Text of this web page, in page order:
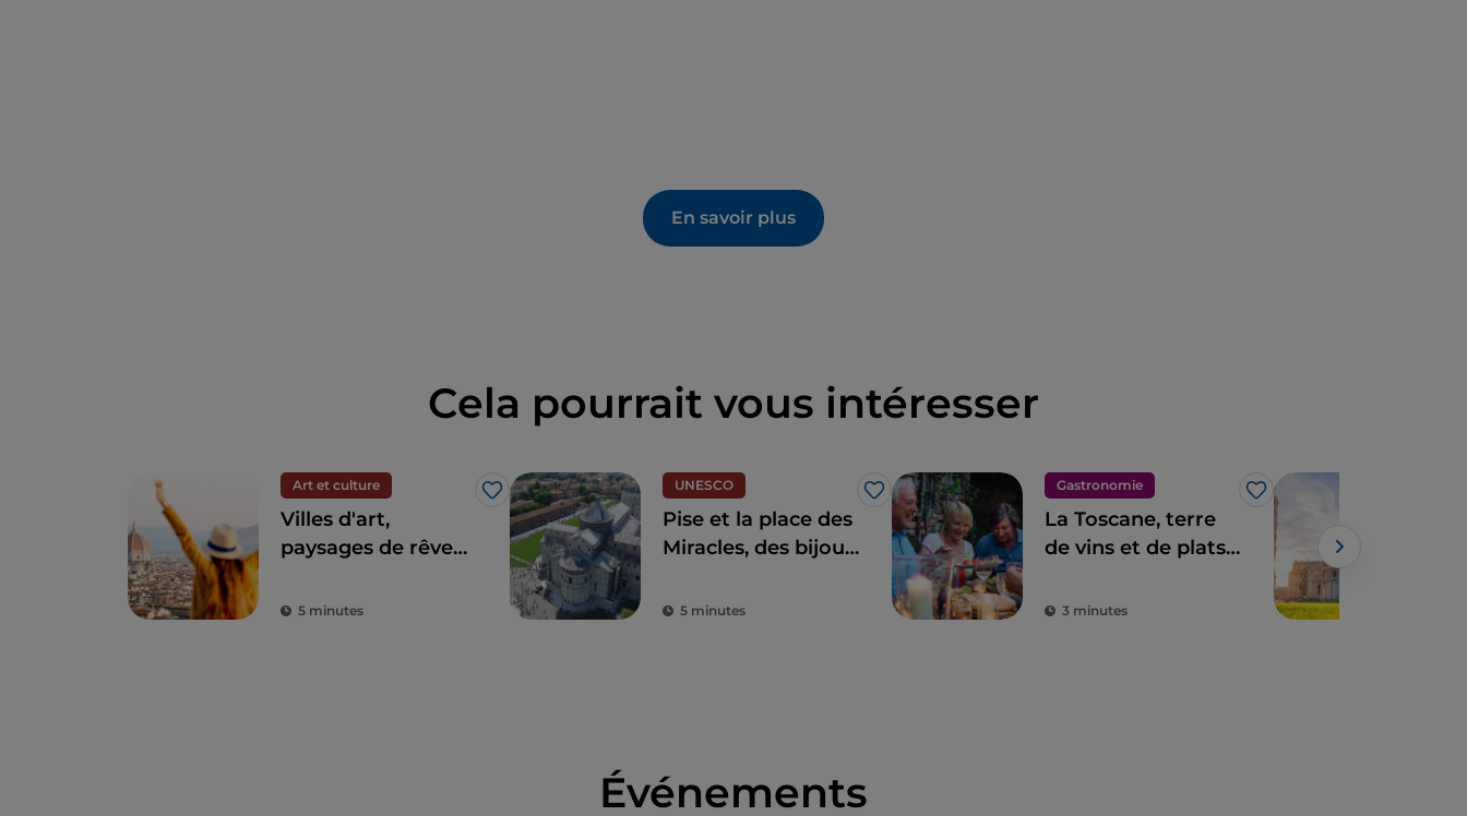
En savoir plus
Cela pourrait vous intéresser
Art et culture
J’aime
Villes d'art,
paysages de rêve
Toscane est le rêve
5 minutes
UNESCO
J’aime
Pise et la place des
Miracles, des bijoux
extraordinaire
5 minutes
Gastronomie
J’aime
La Toscane, terre
de vins et de plats
3 minutes
Événements